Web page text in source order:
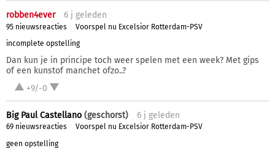
robben4ever 6 j geleden
95 nieuwsreacties
Voorspel nu Excelsior Rotterdam-PSV
incomplete opstelling
Dan kun je in principe toch weer spelen met een week? Met gips
of een kunstof manchet ofzo..?
+9/-0
Big Paul Castellano (geschorst) 6 j geleden
69 nieuwsreacties
Voorspel nu Excelsior Rotterdam-PSV
geen opstelling